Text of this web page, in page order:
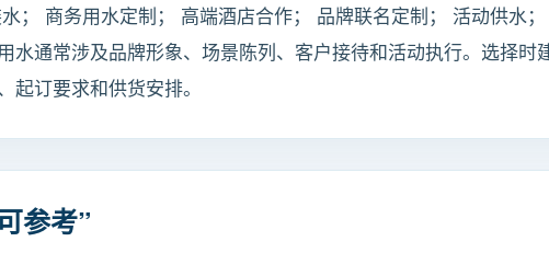
； 商务用水定制； 高端酒店合作； 品牌联名定制； 活动供水
水通常涉及品牌形象、场景陈列、客户接待和活动执行。选择时
订要求和供货安排。
参考”